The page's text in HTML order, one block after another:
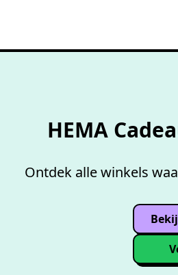
HEMA
Ontdek alle winkels